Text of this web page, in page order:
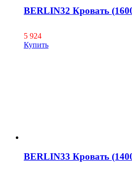
BERLIN32 Кровать
5 924
Купить
BERLIN33 Кровать